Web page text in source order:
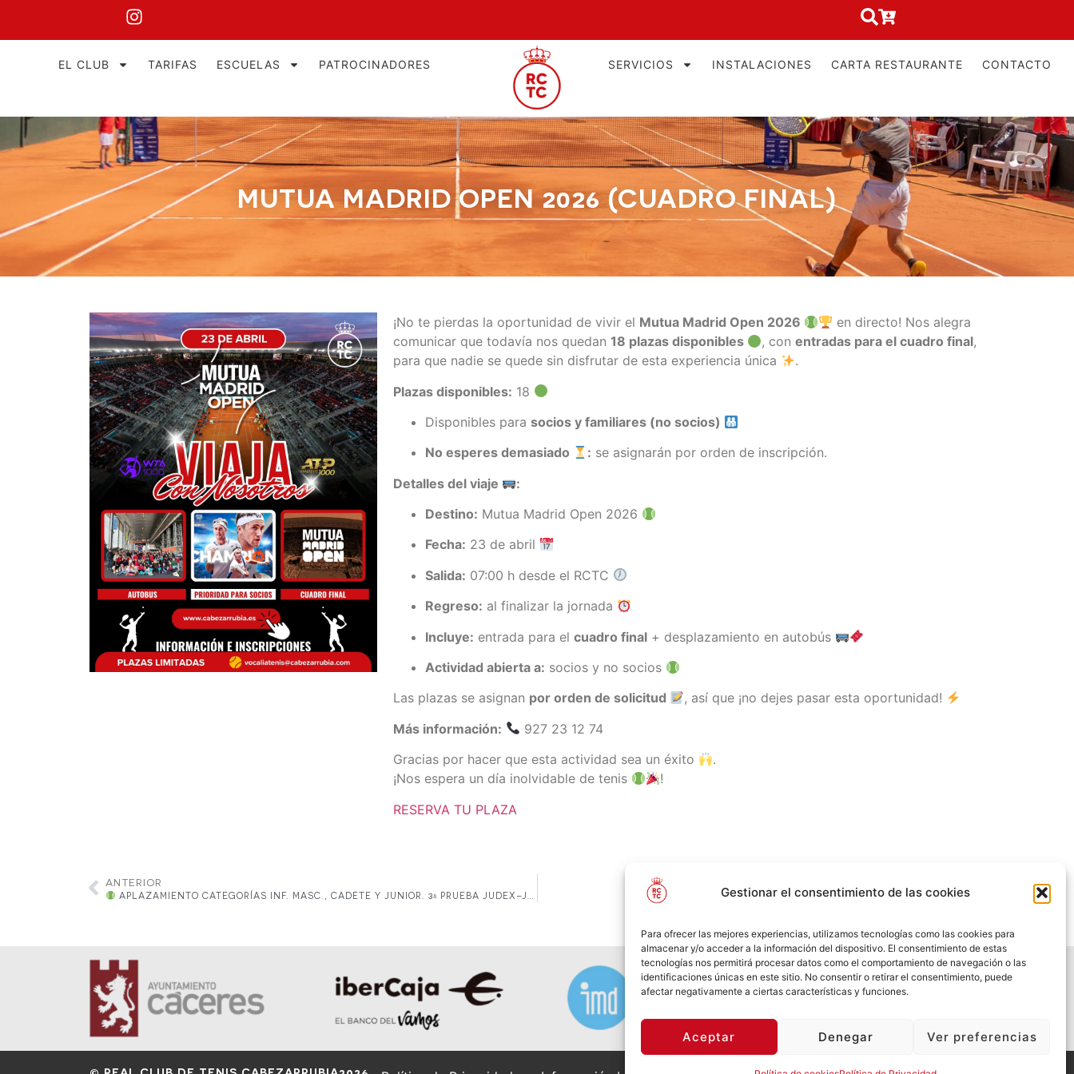
Gestionar el consentimiento de las cookies
Para ofrecer las mejores experiencias, utilizamos tecnologías como las cookies para
almacenar y/o acceder a la información del dispositivo. El consentimiento de estas
tecnologías nos permitirá procesar datos como el comportamiento de navegación o las
identificaciones únicas en este sitio. No consentir o retirar el consentimiento, puede
afectar negativamente a ciertas características y funciones.
Aceptar Denegar Ver preferencias
EL CLUB TARIFAS ESCUELAS PATROCINADORES SERVICIOS INSTALACIONES CARTA RESTAURANTE CONTACTO
MUTUA MADRID OPEN 2026 (CUADRO FINAL)
¡No te pierdas la oportunidad de vivir el Mutua Madrid Open 2026
en directo! Nos alegra
comunicar que todavía nos quedan 18 plazas disponibles , conentradas para el cuadro final,
para que nadie se quede sin disfrutar de esta experiencia única
.
Plazas disponibles: 18
Disponibles para socios y familiares (no socios)
No esperes demasiado
: se asignarán por orden de inscripción.
Detalles del viaje
:
Destino: Mutua Madrid Open 2026
Fecha: 23 de abril
Salida: 07:00 h desde el RCTC
Regreso: al finalizar la jornada
Incluye: entrada para el cuadro final+ desplazamiento en autobús
Actividad abierta a: socios y no socios
Las plazas se asignan por orden de solicitud
, así que ¡no dejes pasar esta oportunidad!
Más información:
927 23 12 74
Gracias por hacer que esta actividad sea un éxito
.
¡Nos espera un día inolvidable de tenis
!
RESERVA TU PLAZA
ANTERIOR
APLAZAMIENTO CATEGORÍAS INF. MASC., CADETE Y JUNIOR. 3ª PRUEBA JUDEX–JEDEX CONCILIOTECA DE CARNAVAL · 16 Y 17 DE FEBRERO